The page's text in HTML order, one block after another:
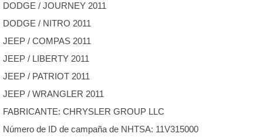
DODGE / JOURNEY 2011
DODGE / NITRO 2011
JEEP / COMPAS 2011
JEEP / LIBERTY 2011
JEEP / PATRIOT 2011
JEEP / WRANGLER 2011
FABRICANTE: CHRYSLER GROUP LLC
Número de ID de campaña de NHTSA: 11V315000